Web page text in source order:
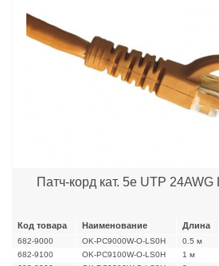
Патч-корд кат. 5е UTP
Код товара Наименование Длина
682-9000 OK-PC9000W-O-LS0H
0.5 м
682-9100
OK-PC9100W-O-LS0H
1 м